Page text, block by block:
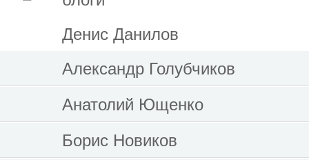
Денис Данилов
Александр Голубчиков
Анатолий Ющенко
Борис Новиков